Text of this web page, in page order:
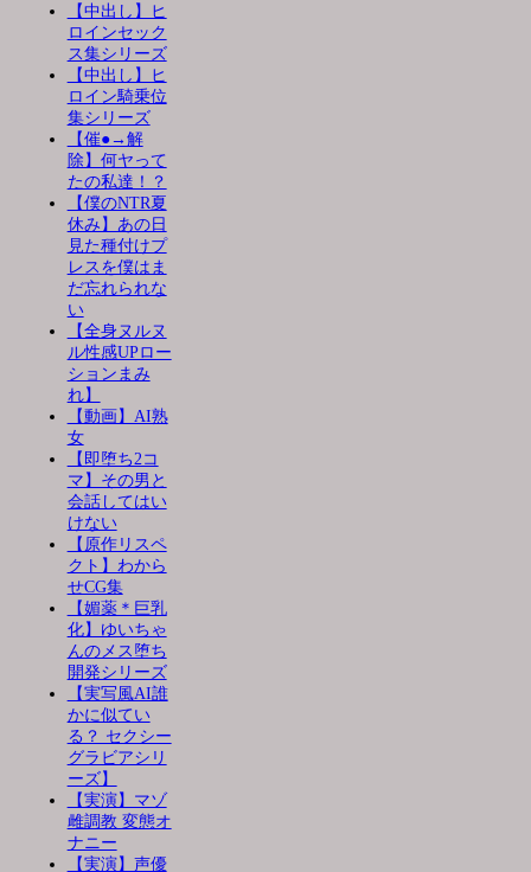
【中出し】ヒ
ロインセック
ス集シリーズ
【中出し】ヒ
ロイン騎乗位
集シリーズ
【催●→解
除】何ヤって
たの私達！？
【僕のNTR夏
休み】あの日
見た種付けプ
レスを僕はま
だ忘れられな
い
【全身ヌルヌ
ル性感UPロー
ションまみ
れ】
【動画】AI熟
女
【即堕ち2コ
マ】その男と
会話してはい
けない
【原作リスペ
クト】わから
せCG集
【媚薬＊巨乳
化】ゆいちゃ
んのメス堕ち
開発シリーズ
【実写風AI誰
かに似てい
る？ セクシー
グラビアシリ
ーズ】
【実演】マゾ
雌調教 変態オ
ナニー
【実演】声優